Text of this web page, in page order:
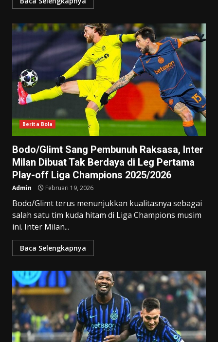
Berita Bola
Bodo/Glimt Sang Pembunuh Raksasa, Inter
Milan Dibuat Tak Berdaya di Leg Pertama
Play-off Liga Champions 2025/2026
Admin Februari 19, 2026
Bodo/Glimt terus menunjukkan kualitasnya sebagai
salah satu tim kuda hitam di Liga Champions musim
ini. Inter Milan...
Baca Selengkapnya